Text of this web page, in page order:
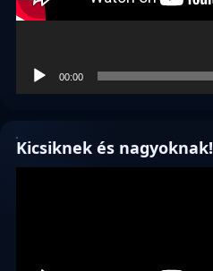
00:00
Kicsiknek és nagyoknak!